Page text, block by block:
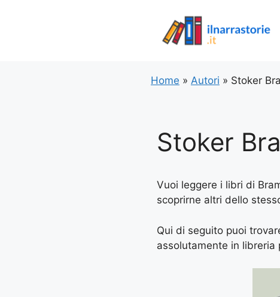
Home » Autori » Stoker
Stoker
Vuoi leggere i libri di
scoprirne altri dello
Qui di seguito puoi
assolutamente in libreria